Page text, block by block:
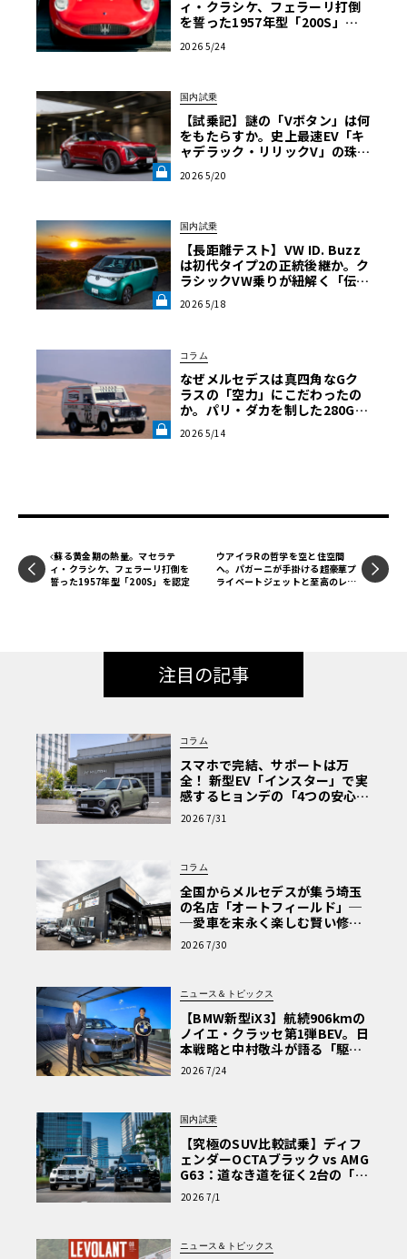
ィ・クラシケ、フェラーリ打倒
を誓った1957年型「200S」を
2026 5/24
国内試乗
【試乗記】謎の「Vボタン」は何
をもたらすか。史上最速EV「キ
ャデラック・リリックV」の珠玉
ANT LAB》
2026 5/20
国内試乗
【長距離テスト】VW ID. Buzz
は初代タイプ2の正統後継か。ク
ラシックVW乗りが紐解く「伝統
のリアル」《LE VOLANT LA
2026 5/18
コラム
なぜメルセデスは真四角なGク
ラスの「空力」にこだわったの
か。パリ・ダカを制した280GE
VOLANT LAB》
2026 5/14
蘇る黄金期の熱量。マセラテ
ィ・クラシケ、フェラーリ打倒を
誓った1957年型「200S」を認定
ウアイラRの哲学を空と住空間
へ。パガーニが手掛ける超豪華プ
ライベートジェットと至高のレジ
注目の記事
コラム
スマホで完結、サポートは万
全！ 新型EV「インスター」で実
感するヒョンデの「4つの安心」
【第1回・ヒョンデ6つの疑問：
Why? Hyundai?】〈PR〉
2026 7/31
コラム
全国からメルセデスが集う埼玉
の名店「オートフィールド」─
─愛車を末永く楽しむ賢い修理
術と、プロがフックス製オイル
を選ぶ理由〈PR〉
2026 7/30
ニュース＆トピックス
【BMW新型iX3】航続906kmの
ノイエ・クラッセ第1弾BEV。日
本戦略と中村敬斗が語る「駆け
ぬける歓び」
2026 7/24
国内試乗
【究極のSUV比較試乗】ディフ
ェンダーOCTAブラック vs AMG
G63：道なき道を征く2台の「対
極的アプローチ」
2026 7/1
ニュース＆トピックス